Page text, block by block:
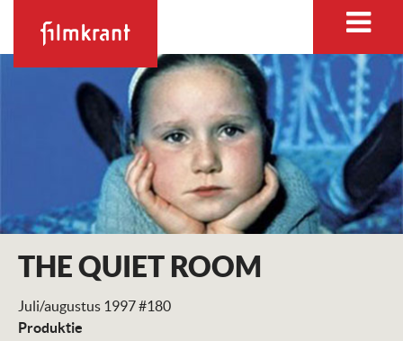
THE QUIET ROOM
Juli/augustus 1997 #180
Produktie